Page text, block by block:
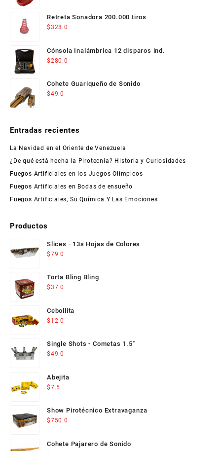
Retreta Sonadora 200.000 tiros
$328.0
Cónsola Inalámbrica 12 disparos ind.
$280.0
Cohete Guariqueño de Sonido
$49.0
Entradas recientes
La Navidad en el Oriente de Venezuela
¿De qué está hecha la Pirotecnia? Historia y Curiosidades
Fuegos Artificiales en los Juegos Olímpicos
Fuegos Artificiales en Bodas de ensueño
Fuegos Artificiales, Su Química Y Las Emociones
Productos
Slices - 13s Hojas de Colores
$79.0
Torta Bling Bling
$37.0
Cebollita
$ 12.0
Single Shots - Cometas 1.5"
$49.0
Abejita
$7.5
Show Pirotécnico Extravaganza
$750.0
Cohete Pajarero de Sonido